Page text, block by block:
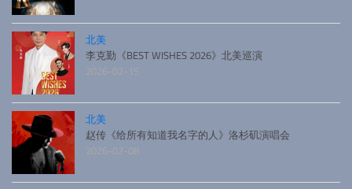
北美
李克勤《BEST WISHES 2026》北美巡演
2026-02-15
北美
赵传《给所有知道我名字的人》洛杉矶演唱会
2026-02-08